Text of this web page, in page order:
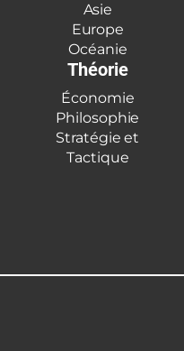
Asie
Europe
Océanie
Théorie
Économie
Philosophie
Stratégie et
Tactique